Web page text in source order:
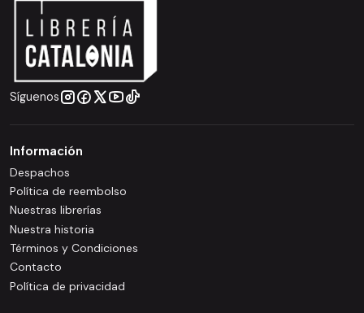
Síguenos
Información
Despachos
Política de reembolso
Nuestras librerías
Nuestra historia
Términos y Condiciones
Contacto
Política de privacidad